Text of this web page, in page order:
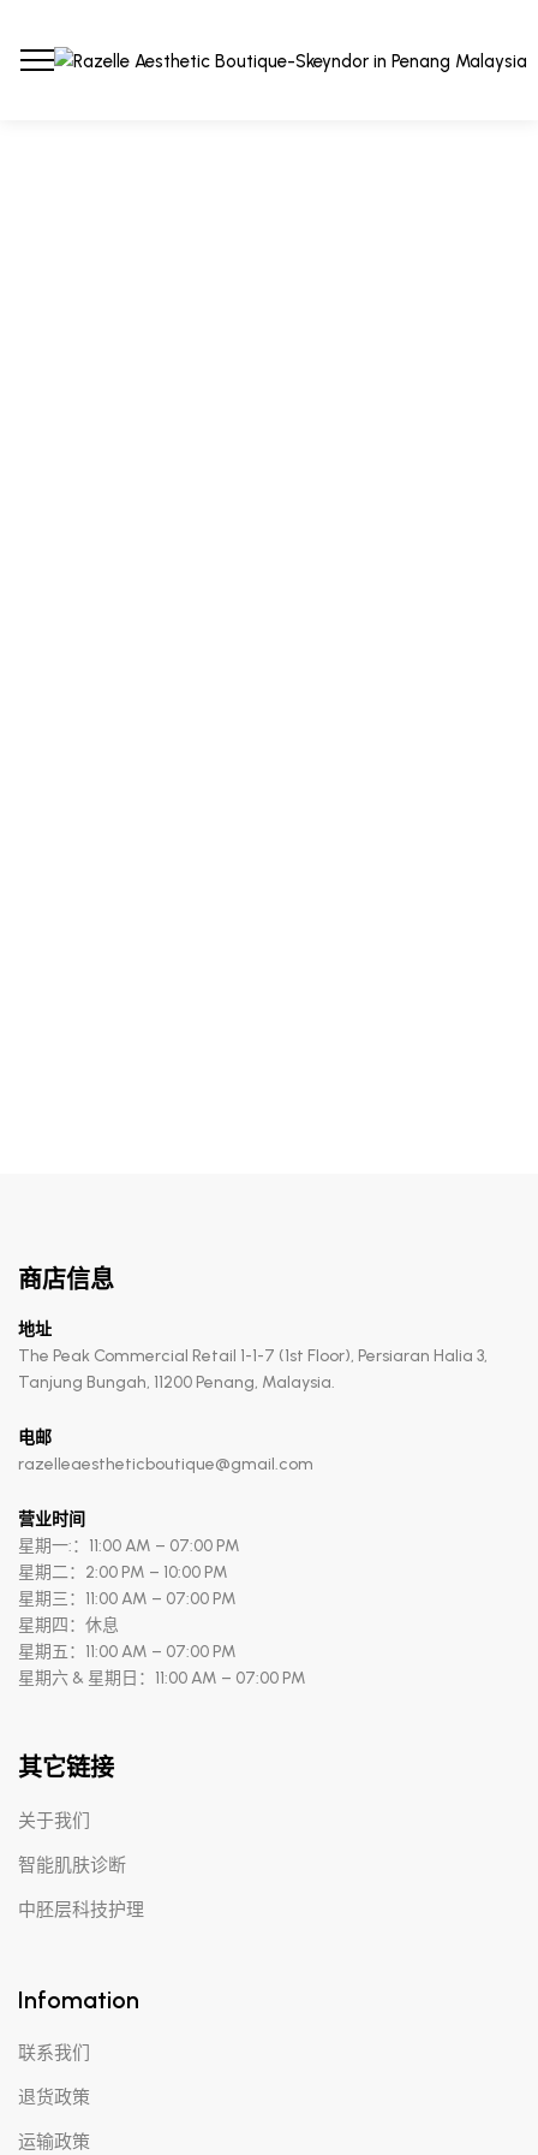
商店信息
地址
The Peak Commercial Retail 1-1-7 (1st Floor), Persiaran Halia 3,
Tanjung Bungah, 11200 Penang, Malaysia.
电邮
razelleaestheticboutique@gmail.com
营业时间
星期一:：11:00 AM – 07:00 PM
星期二：2:00 PM – 10:00 PM
星期三：11:00 AM – 07:00 PM
星期四：休息
星期五：11:00 AM – 07:00 PM
星期六 & 星期日：11:00 AM – 07:00 PM
其它链接
关于我们
智能肌肤诊断
中胚层科技护理
Infomation
联系我们
退货政策
运输政策